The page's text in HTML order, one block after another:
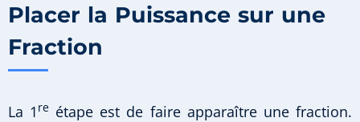
Placer la Puissance sur une
Fraction
La 1 re étape est de faire apparaître une fraction.